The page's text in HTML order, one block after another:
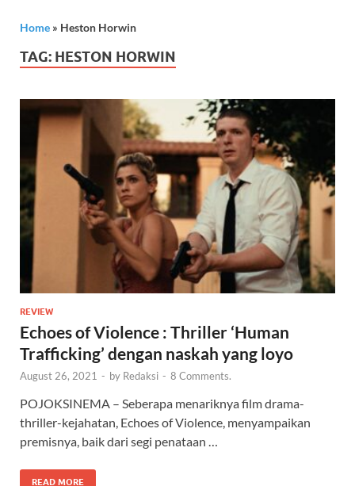
Home » Heston Horwin
TAG: HESTON HORWIN
REVIEW
Echoes of Violence : Thriller ‘Human
Trafficking’ dengan naskah yang loyo
August 26, 2021 - by Redaksi - 8 Comments.
POJOKSINEMA – Seberapa menariknya film drama-
thriller-kejahatan, Echoes of Violence, menyampaikan
premisnya, baik dari segi penataan …
READ MORE